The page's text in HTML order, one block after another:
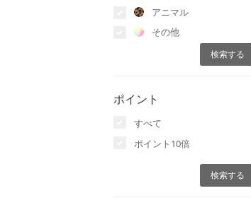
アニマル
その他
ポイント
すべて
ポイント10倍